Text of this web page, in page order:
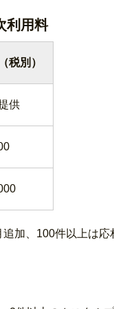
利用料
税別）
供
加、100件以上は応